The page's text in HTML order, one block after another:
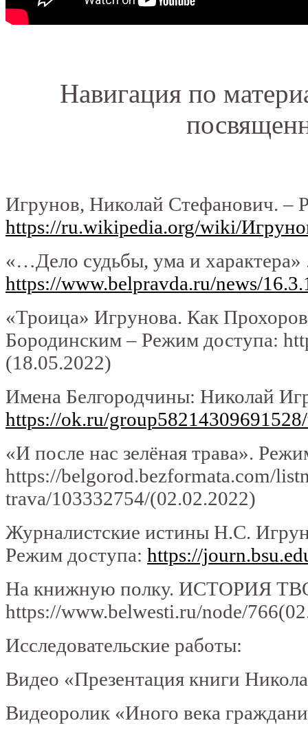
Навигация по
Игрунов, Николай Стефанович. –
https://ru.wikipedia.org/wiki/
«…Дело судьбы, ума и
https://www.belpravda.ru/news/
«Троица» Игрунова. Как
Бородинским – Режим доступа:
(18.05.2022)
Имена Белгородчины: Николай
https://ok.ru/
«И после нас зелёная трава».
https://belgorod.bezformata.com/
trava/103332754/(02.02.2022)
Журналистские истины Н.С.
Режим доступа: https://
На книжную полку. ИСТОРИЯ
https://www.belwesti.ru/node/
Исследовательские работы:
Видео «Презентация книги
Видеоролик «Иного века